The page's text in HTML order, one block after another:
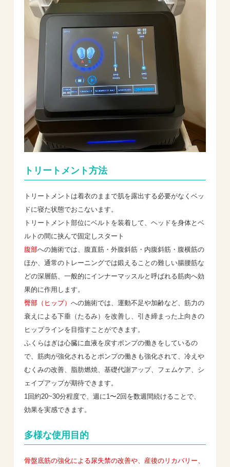
トリートメント方法
トリートメントは着衣のままで肌を露出する必要がなくベッ
ドに寝た状態でおこないます。
トリートメント部位にベルトを装着して、ヘッドを身体とベ
ルトの間に挟んで固定しスタート
腹部への施術では、腹直筋・外腹斜筋・内腹斜筋・腹横筋の
ほか、通常のトレーニングでは鍛えることの難しい腸腰筋な
どの深層筋、一般的にインナーマッスルと呼ばれる筋肉へ効
果的に作用します。
臀部（ヒップ）への施術では、運動不足や加齢など、筋力の
衰えによる下垂（たるみ）を改善し、引き締まった上向きの
ヒップラインを目指すことができます。
ふくらはぎは心臓に血液を戻すポンプの働きをしているの
で、筋肉が強化されるとポンプの働きも強化されて、冷えや
むくみの改善、脂肪燃焼、基礎代謝アップ、フェムケア、シ
ェイプアップが期待できます。
1回約20~30分程度で、週に1〜2回を数週間続けることで、
効果を実感できます。
多様な使用目的
骨盤底筋の強化による尿失禁の改善や、産後のリカバリー、